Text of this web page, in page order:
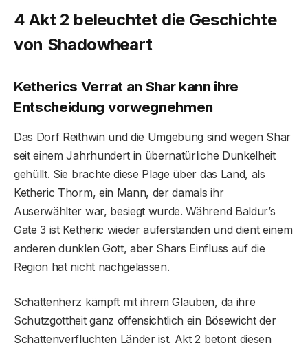
4 Akt 2 beleuchtet die Geschichte
von Shadowheart
Ketherics Verrat an Shar kann ihre
Entscheidung vorwegnehmen
Das Dorf Reithwin und die Umgebung sind wegen Shar
seit einem Jahrhundert in übernatürliche Dunkelheit
gehüllt. Sie brachte diese Plage über das Land, als
Ketheric Thorm, ein Mann, der damals ihr
Auserwählter war, besiegt wurde. Während Baldur’s
Gate 3 ist Ketheric wieder auferstanden und dient einem
anderen dunklen Gott, aber Shars Einfluss auf die
Region hat nicht nachgelassen.
Schattenherz kämpft mit ihrem Glauben, da ihre
Schutzgottheit ganz offensichtlich ein Bösewicht der
Schattenverfluchten Länder ist. Akt 2 betont diesen